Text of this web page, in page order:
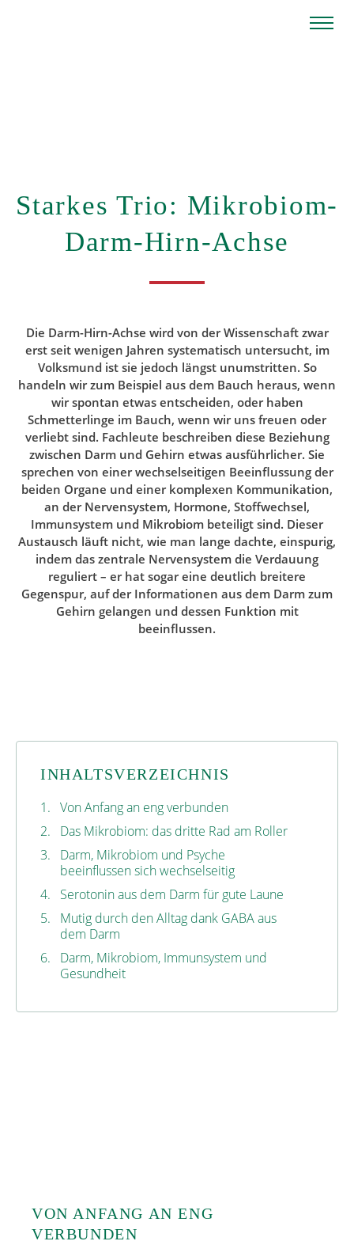
Starkes Trio: Mikrobiom-
Darm-Hirn-Achse
Die Darm-Hirn-Achse wird von der Wissenschaft zwar
erst seit wenigen Jahren systematisch untersucht, im
Volksmund ist sie jedoch längst unumstritten. So
handeln wir zum Beispiel aus dem Bauch heraus, wenn
wir spontan etwas entscheiden, oder haben
Schmetterlinge im Bauch, wenn wir uns freuen oder
verliebt sind. Fachleute beschreiben diese Beziehung
zwischen Darm und Gehirn etwas ausführlicher. Sie
sprechen von einer wechselseitigen Beeinflussung der
beiden Organe und einer komplexen Kommunikation,
an der Nervensystem, Hormone, Stoffwechsel,
Immunsystem und Mikrobiom beteiligt sind. Dieser
Austausch läuft nicht, wie man lange dachte, einspurig,
indem das zentrale Nervensystem die Verdauung
reguliert – er hat sogar eine deutlich breitere
Gegenspur, auf der Informationen aus dem Darm zum
Gehirn gelangen und dessen Funktion mit
beeinflussen.
INHALTSVERZEICHNIS
1. Von Anfang an eng verbunden
2.
Das Mikrobiom: das dritte Rad am Roller
3.
Darm, Mikrobiom und Psyche
beeinflussen sich wechselseitig
4.
Serotonin aus dem Darm für gute Laune
5.
Mutig durch den Alltag dank GABA aus
dem Darm
6.
Darm, Mikrobiom, Immunsystem und
Gesundheit
VON ANFANG AN ENG
VERBUNDEN